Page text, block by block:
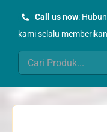
Call us now:
kami selalu
Search
for: